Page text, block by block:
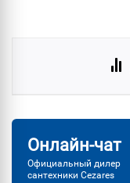
Онлайн-чат
Официальный дилер
сантехники Cezares